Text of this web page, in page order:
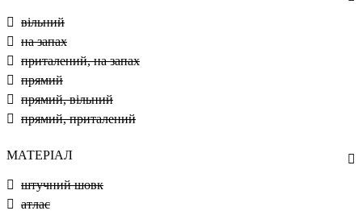
вільний
на запах
приталений, на запах
прямий
прямий, вільний
прямий, приталений
МАТЕРІАЛ
штучний шовк
атлас